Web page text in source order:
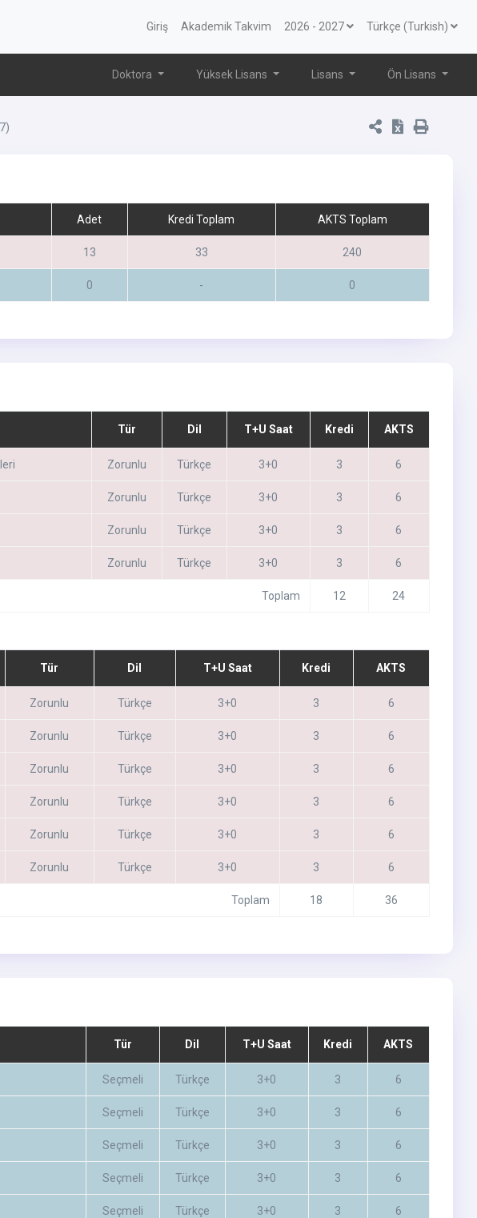
Giriş Akademik Takvim 2026 - 2027 Türkçe (Turkish)
Doktora Yüksek Lisans Lisans Ön Lisans
Adet Kredi Toplam AKTS Toplam
13 33 240
0 - 0
Tür Dil T+U Saat Kredi AKTS
Zorunlu Türkçe 3+0 3 6
Zorunlu Türkçe 3+0 3 6
Zorunlu Türkçe 3+0 3 6
Zorunlu Türkçe 3+0 3 6
Toplam 12 24
Tür Dil T+U Saat Kredi AKTS
Zorunlu Türkçe 3+0 3 6
Zorunlu Türkçe 3+0 3 6
Zorunlu Türkçe 3+0 3 6
Zorunlu Türkçe 3+0 3 6
Zorunlu Türkçe 3+0 3 6
Zorunlu Türkçe 3+0 3 6
Toplam 18 36
Tür Dil T+U Saat Kredi AKTS
Seçmeli Türkçe 3+0 3 6
Seçmeli Türkçe 3+0 3 6
Seçmeli Türkçe 3+0 3 6
Seçmeli Türkçe 3+0 3 6
Seçmeli Türkçe 3+0 3 6